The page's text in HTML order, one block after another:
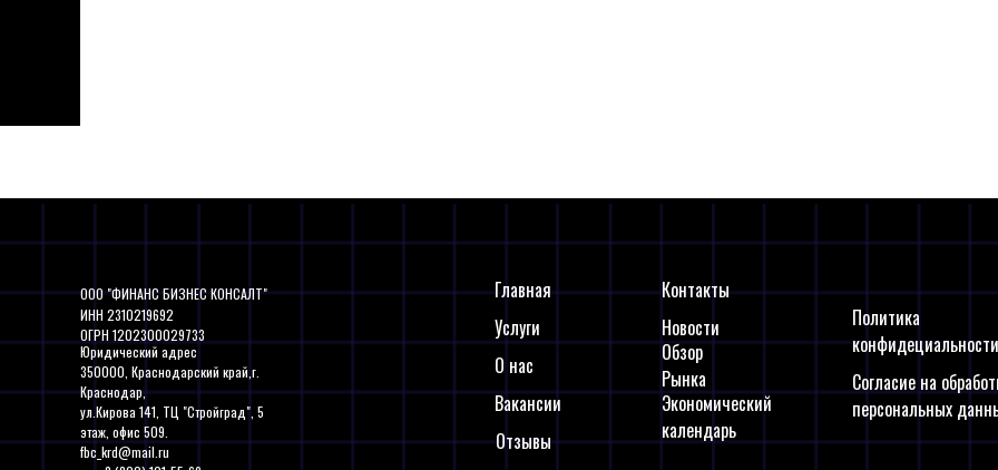
Главная
О нас
Вакансии
Обзор
Рынка
Контакты
Услуги
Отзывы
Политика
конфидециальности
Согласие на
персональных
Юридический адрес
350000, Краснодарский край,г.
Краснодар,
ул.Кирова 141, ТЦ "Стройград", 5
этаж, офис 509.
fbc_krd@mail.ru
ООО "ФИНАНС БИЗНЕС КОНСАЛТ"
ИНН 2310219692
ОГРН 1202300029733
Новости
Экономический
календарь